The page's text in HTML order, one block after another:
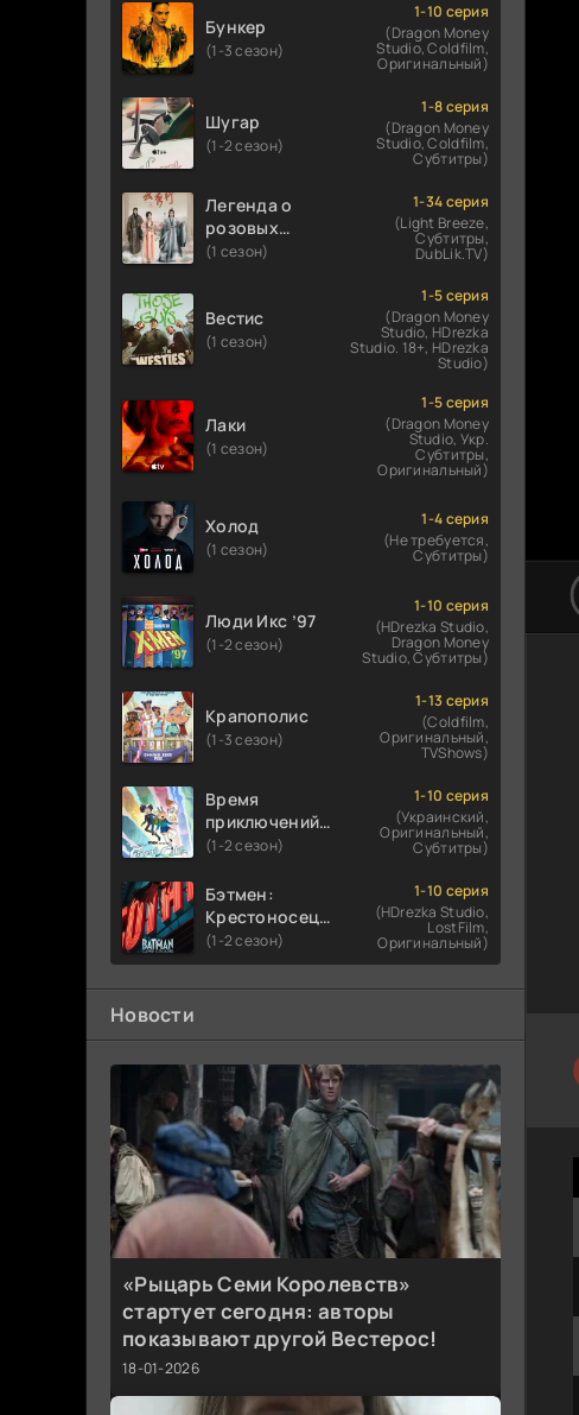
Бункер
(1-3 сезон)
1-10 серия
(Dragon Money
Studio, Coldfilm,
Оригинальный)
Шугар
(1-2 сезон)
1-8 серия
(Dragon Money
Studio, Coldfilm,
Субтитры)
Легенда о
розовых
облаках
(1 сезон)
1-34 серия
(Light Breeze,
Субтитры,
DubLik.TV)
Вестис
(1 сезон)
1-5 серия
(Dragon Money
Studio, HDrezka
Studio. 18+, HDrezka
Studio)
Лаки
(1 сезон)
1-5 серия
(Dragon Money
Studio, Укр.
Субтитры,
Оригинальный)
Холод
(1 сезон)
1-4 серия
(Не требуется,
Субтитры)
Люди Икс ’97
(1-2 сезон)
1-10 серия
(HDrezka Studio,
Dragon Money
Studio, Субтитры)
Крапополис
(1-3 сезон)
1-13 серия
(Coldfilm,
Оригинальный,
TVShows)
Время
приключений:
Фионна и Кейк
(1-2 сезон)
1-10 серия
(Украинский,
Оригинальный,
Субтитры)
Бэтмен:
Крестоносец в
плаще
(1-2 сезон)
1-10 серия
(HDrezka Studio,
LostFilm,
Оригинальный)
Новости
«Рыцарь Семи Королевств»
стартует сегодня: авторы
показывают другой Вестерос!
18-01-2026